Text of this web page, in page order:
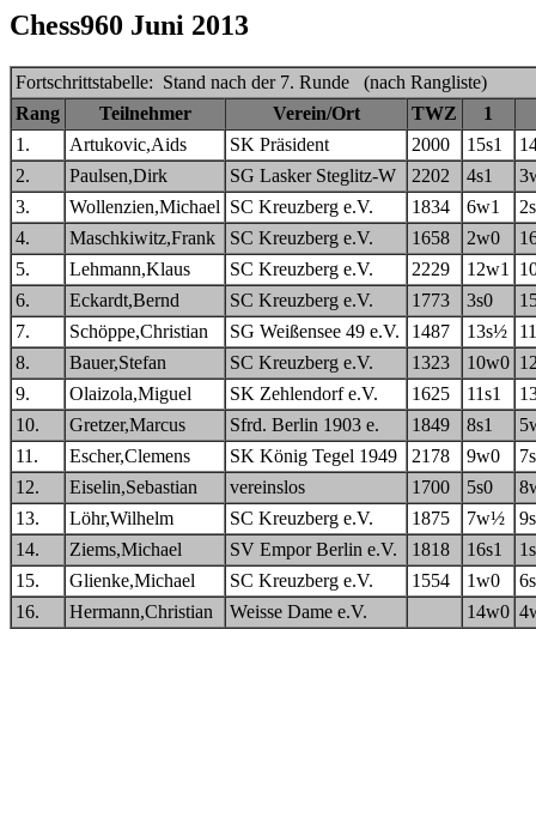
Chess960 Juni 2013
Fortschrittstabelle: Stand nach der 7. Runde (nach Rangliste)
Rang
Teilnehmer Verein/Ort TWZ
1
1.
Artukovic,Aids SK Präsident 2000 15s1
2.
Paulsen,Dirk SG Lasker Steglitz-W 2202 4s1
3.
Wollenzien,Michael SC Kreuzberg e.V. 1834 6w1
4.
Maschkiwitz,Frank SC Kreuzberg e.V. 1658 2w0
5.
Lehmann,Klaus SC Kreuzberg e.V. 2229 12w1
6.
Eckardt,Bernd SC Kreuzberg e.V. 1773 3s0
7.
Schöppe,Christian SG Weißensee 49 e.V. 1487 13s½
8.
Bauer,Stefan SC Kreuzberg e.V. 1323 10w0
9.
Olaizola,Miguel SK Zehlendorf e.V. 1625 11s1
10.
Gretzer,Marcus Sfrd. Berlin 1903 e. 1849 8s1
11.
Escher,Clemens SK König Tegel 1949 2178 9w0
12.
Eiselin,Sebastian vereinslos 1700 5s0
13.
Löhr,Wilhelm SC Kreuzberg e.V. 1875 7w½
14.
Ziems,Michael SV Empor Berlin e.V. 1818 16s1
15.
Glienke,Michael SC Kreuzberg e.V. 1554 1w0
16.
Hermann,Christian Weisse Dame e.V. 14w0